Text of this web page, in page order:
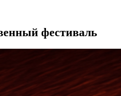
фестиваль